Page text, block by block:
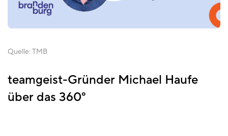
Quelle: TMB
teamgeist-Gründer Michael Haufe
über das 360°